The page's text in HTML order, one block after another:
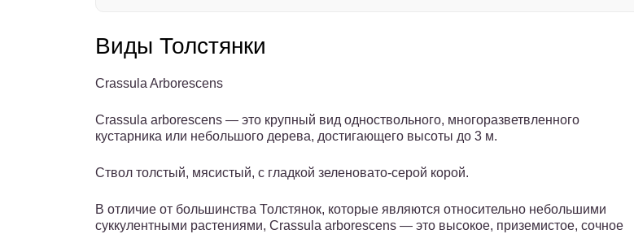
Виды Толстянки
Crassula Arborescens
Crassula arborescens — это крупный вид одноствольного, многоразветвленного
кустарника или небольшого дерева, достигающего высоты до 3 м.
Ствол толстый, мясистый, с гладкой зеленовато-серой корой.
В отличие от большинства Толстянок, которые являются относительно небольшими
суккулентными растениями, Crassula arborescens — это высокое, приземистое, сочное